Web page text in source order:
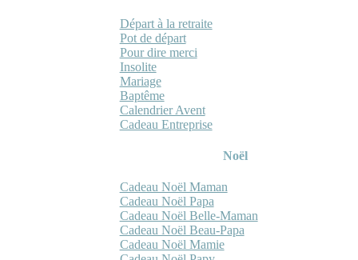
Départ à la retraite
Pot de départ
Pour dire merci
Insolite
Mariage
Baptême
Calendrier Avent
Cadeau Entreprise
Noël
Cadeau Noël Maman
Cadeau Noël Papa
Cadeau Noël Belle-Maman
Cadeau Noël Beau-Papa
Cadeau Noël Mamie